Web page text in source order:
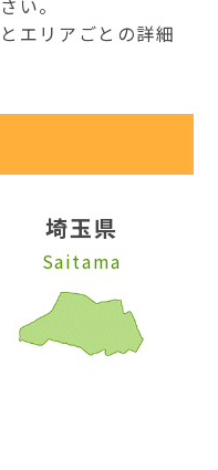
エリアごとの詳細
埼玉県
Saitama